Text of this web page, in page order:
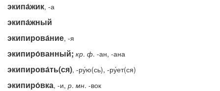
экипа́жик, -а
экипа́жный
экипирова́ние, -я
экипиро́ванный; кр. ф. -ан, -ана
экипирова́ть(ся), -ру́ю(сь), -ру́ет(ся)
экипиро́вка, -и, р. мн. -вок